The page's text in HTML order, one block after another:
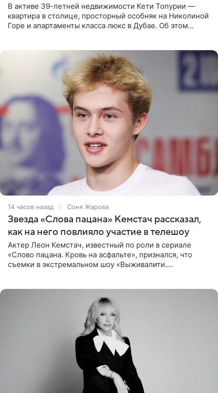
В активе 39-летней недвижимости Кети Топурии —
квартира в столице, просторный особняк на Николиной
Горе и апартаменты класса люкс в Дубае. Об этом
14 часов назад Соня Жарова
Звезда «Слова пацана» Кемстач рассказал,
как на него повлияло участие в телешоу
Актер Леон Кемстач, известный по роли в сериале
«Слово пацана. Кровь на асфальте», признался, что
съемки в экстремальном шоу «Выживалити.